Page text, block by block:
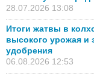
28.07.2026 13:08
Итоги жатвы в
высокого урожая и
удобрения
06.08.2026 12:53